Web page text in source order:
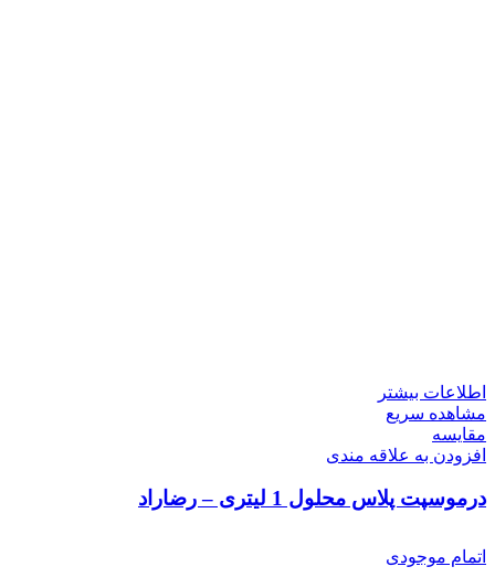
اطلاعات بیشتر
مشاهده سریع
مقایسه
افزودن به علاقه مندی
درموسپت پلاس محلول 1 لیتری – رضاراد
اتمام موجودی